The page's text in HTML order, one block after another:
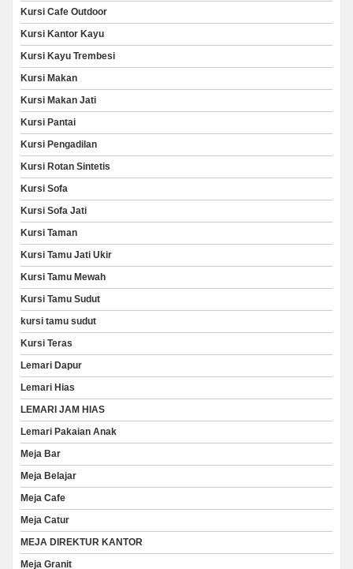
Kursi Cafe Outdoor
Kursi Kantor Kayu
Kursi Kayu Trembesi
Kursi Makan
Kursi Makan Jati
Kursi Pantai
Kursi Pengadilan
Kursi Rotan Sintetis
Kursi Sofa
Kursi Sofa Jati
Kursi Taman
Kursi Tamu Jati Ukir
Kursi Tamu Mewah
Kursi Tamu Sudut
kursi tamu sudut
Kursi Teras
Lemari Dapur
Lemari Hias
LEMARI JAM HIAS
Lemari Pakaian Anak
Meja Bar
Meja Belajar
Meja Cafe
Meja Catur
MEJA DIREKTUR KANTOR
Meja Granit